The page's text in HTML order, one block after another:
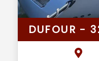
DUFOUR -